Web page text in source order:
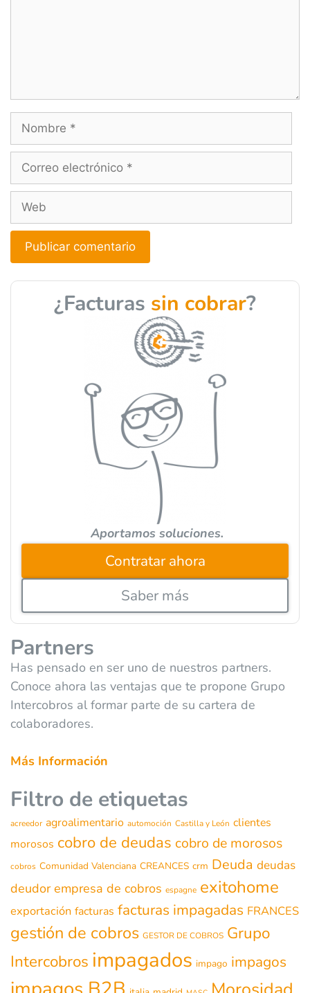
A
¿Facturas sin cobrar?
Aportamos soluciones.
Contratar ahora
Saber más
Partners
Has pensado en ser uno de nuestros partners.
Conoce ahora las ventajas que te propone Grupo
Intercobros al formar parte de su cartera de
colaboradores.
Más Información
Filtro de etiquetas
acreedor agroalimentario automoción Castilla y León clientes
morosos cobro de deudas cobro de morosos
cobros Comunidad Valenciana CREANCES crm Deuda deudas
deudor empresa de cobros espagne exitohome
exportación facturas facturas impagadas FRANCES
gestión de cobros GESTOR DE COBROS Grupo
Intercobros impagados impago impagos